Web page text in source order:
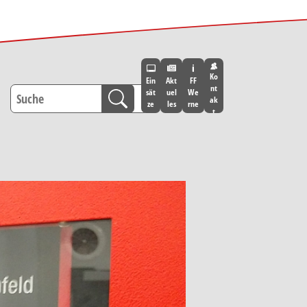
Ein
sät
ze
Akt
uel
les
FF
We
rne
Ko
nt
ak
t